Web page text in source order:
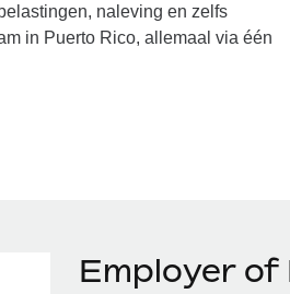
naleving en zelfs
in Puerto Rico, allemaal via één
Employer of